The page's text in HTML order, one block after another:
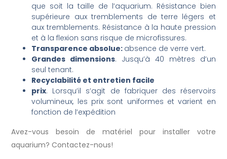
que soit la taille de l’aquarium. Résistance bien
supérieure aux tremblements de terre légers et
aux tremblements. Résistance à la haute pression
et à la flexion sans risque de microfissures.
Transparence absolue: absence de verre vert.
Grandes dimensions. Jusqu’à 40 mètres d’un
seul tenant.
Recyclabilité et entretien facile
prix. Lorsqu’il s’agit de fabriquer des réservoirs
volumineux, les prix sont uniformes et varient en
fonction de l’expédition
Avez-vous besoin de matériel pour installer votre
aquarium? Contactez-nous!